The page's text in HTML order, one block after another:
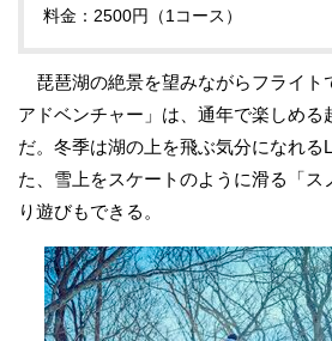
料金：2500円（1コース）
琵琶湖の絶景を望みながらフライト
アドベンチャー」は、通年で楽しめる
だ。冬季は湖の上を飛ぶ気分になれる
た、雪上をスケートのように滑る「ス
り遊びもできる。